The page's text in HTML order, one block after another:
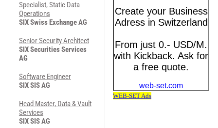
Specialist, Static Data
Operations
SIX Swiss Exchange AG
Senior Security Architect
SIX Securities Services
AG
Software Engineer
SIX SIS AG
Head Master, Data & Vault
Services
SIX SIS AG